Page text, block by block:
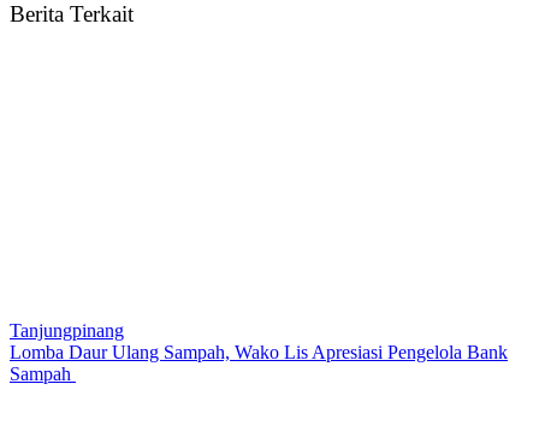
Berita Terkait
Tanjungpinang
Lomba Daur Ulang Sampah, Wako Lis Apresiasi Pengelola Bank
Sampah